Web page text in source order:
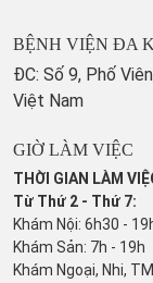
BỆNH VIỆN ĐA
ĐC: Số 9, Phố
Việt Nam
GIỜ LÀM VIỆC
THỜI GIAN LÀM
Từ Thứ 2 - Thứ 7:
Khám Nội: 6h30 -
Khám Sản: 7h - 19h
Khám Ngoại, Nhi,